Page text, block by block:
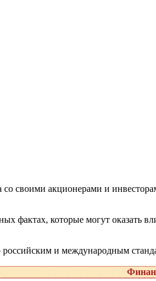
со своими акционерами и
фактах, которые могут оказать
и международным